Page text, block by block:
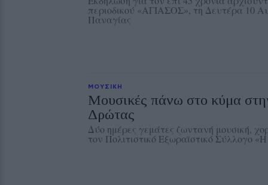
περιοδικού «ΑΓΙΑΣΟΣ», τη Δευτέρα 10
Παναγίας
ΜΟΥΣΙΚΗ
Μουσικές πάνω στο κύμα
Δρώτας
Δύο ημέρες γεμάτες ζωντανή μουσική,
τον Πολιτιστικό Εξωραϊστικό Σύλλογο